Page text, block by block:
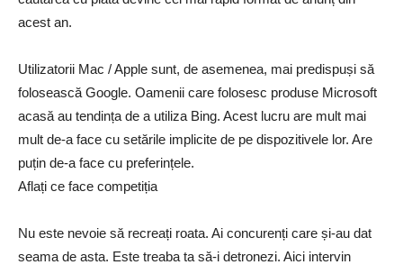
acest an.
Utilizatorii Mac / Apple sunt, de asemenea, mai predispuși să
folosească Google. Oamenii care folosesc produse Microsoft
acasă au tendința de a utiliza Bing. Acest lucru are mult mai
mult de-a face cu setările implicite de pe dispozitivele lor. Are
puțin de-a face cu preferințele.
Aflați ce face competiția
Nu este nevoie să recreați roata. Ai concurenți care și-au dat
seama de asta. Este treaba ta să-i detronezi. Aici intervin